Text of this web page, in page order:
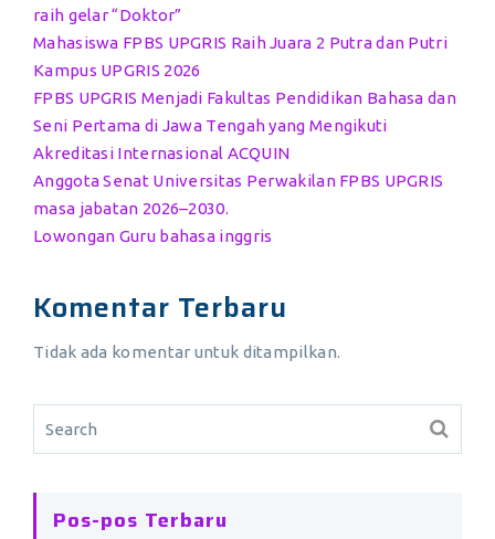
raih gelar “Doktor”
Mahasiswa FPBS UPGRIS Raih Juara 2 Putra dan Putri
Kampus UPGRIS 2026
FPBS UPGRIS Menjadi Fakultas Pendidikan Bahasa dan
Seni Pertama di Jawa Tengah yang Mengikuti
Akreditasi Internasional ACQUIN
Anggota Senat Universitas Perwakilan FPBS UPGRIS
masa jabatan 2026–2030.
Lowongan Guru bahasa inggris
Komentar Terbaru
Tidak ada komentar untuk ditampilkan.
Pos-pos Terbaru